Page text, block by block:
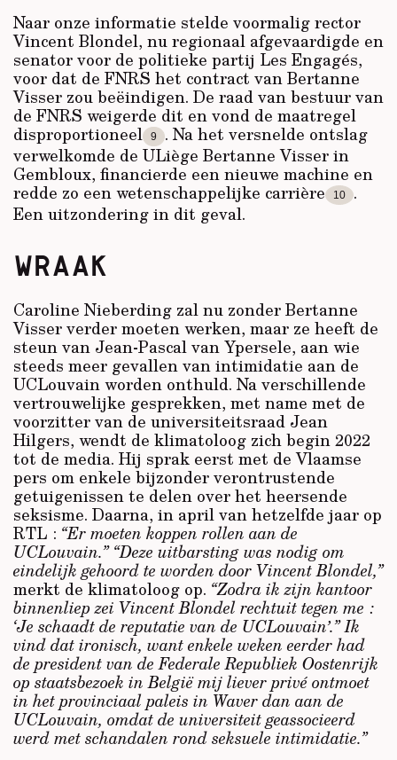
Naar onze informatie stelde voormalig rector
Vincent Blondel, nu regionaal afgevaardigde en
senator voor de politieke partij Les Engagés,
voor dat de FNRS het contract van Bertanne
Visser zou beëindigen. De raad van bestuur van
de FNRS weigerde dit en vond de maatregel
disproportioneel
9
. Na het versnelde ontslag
verwelkomde de ULiège Bertanne Visser in
Gembloux, financierde een nieuwe machine en
redde zo een wetenschappelijke carrière
10
.
Een uitzondering in dit geval.
WRAAK
Caroline Nieberding zal nu zonder Bertanne
Visser verder moeten werken, maar ze heeft de
steun van Jean-Pascal van Ypersele, aan wie
steeds meer gevallen van intimidatie aan de
UCLouvain worden onthuld. Na verschillende
vertrouwelijke gesprekken, met name met de
voorzitter van de universiteitsraad Jean
Hilgers, wendt de klimatoloog zich begin 2022
tot de media. Hij sprak eerst met de Vlaamse
pers om enkele bijzonder verontrustende
getuigenissen te delen over het heersende
seksisme. Daarna, in april van hetzelfde jaar op
RTL : “Er moeten koppen rollen aan de
UCLouvain.” “Deze uitbarsting was nodig om
eindelijk gehoord te worden door Vincent Blondel,”
merkt de klimatoloog op. “Zodra ik zijn kantoor
binnenliep zei Vincent Blondel rechtuit tegen me :
‘Je schaadt de reputatie van de UCLouvain’.” Ik
vind dat ironisch, want enkele weken eerder had
de president van de Federale Republiek Oostenrijk
op staatsbezoek in België mij liever privé ontmoet
in het provinciaal paleis in Waver dan aan de
UCLouvain, omdat de universiteit geassocieerd
werd met schandalen rond seksuele intimidatie.”